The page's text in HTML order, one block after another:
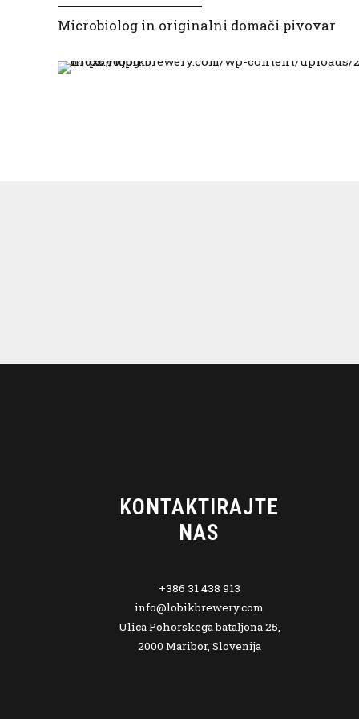
Microbiolog in originalni domači pivovar
KONTAKTIRAJTE
NAS
+386 31 438 913
info@lobikbrewery.com
Ulica Pohorskega bataljona 25,
2000 Maribor, Slovenija